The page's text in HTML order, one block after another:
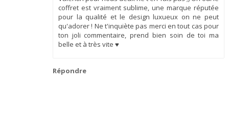
coffret est vraiment sublime, une marque réputée
pour la qualité et le design luxueux on ne peut
qu'adorer ! Ne t'inquiète pas merci en tout cas pour
ton joli commentaire, prend bien soin de toi ma
belle et à très vite ♥
Répondre